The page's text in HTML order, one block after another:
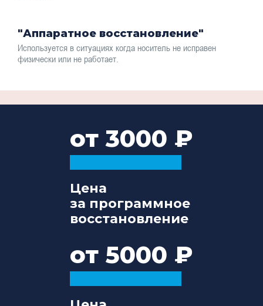
"Аппаратное восстановление"
Используется в ситуациях когда носитель не исправен
физически или не работает.
от 3000
Цена
за программное
восстановление
от 5000